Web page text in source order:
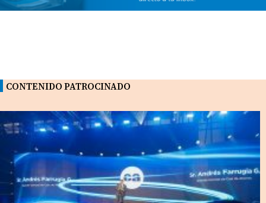
CONTENIDO PATROCINADO